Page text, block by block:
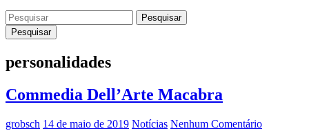
Pesquisar
personalidades
Commedia Dell’Arte Macabra
grobsch 14 de maio de 2019 Notícias Nenhum Comentário